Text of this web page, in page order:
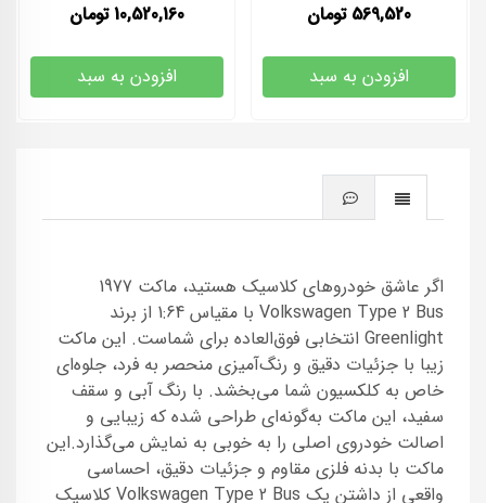
569,520 تومان
افزودن به سبد
10,520,160 تومان
افزودن به سبد
اگر عاشق خودروهای کلاسیک هستید، ماکت 1977
Volkswagen Type 2 Bus با مقیاس 1:64 از برند
Greenlight انتخابی فوق‌العاده برای شماست. این ماکت
زیبا با جزئیات دقیق و رنگ‌آمیزی منحصر به فرد، جلوه‌ای
خاص به کلکسیون شما می‌بخشد. با رنگ آبی و سقف
سفید، این ماکت به‌گونه‌ای طراحی شده که زیبایی و
اصالت خودروی اصلی را به خوبی به نمایش می‌گذارد.این
ماکت با بدنه فلزی مقاوم و جزئیات دقیق، احساسی
واقعی از داشتن یک Volkswagen Type 2 Bus کلاسیک